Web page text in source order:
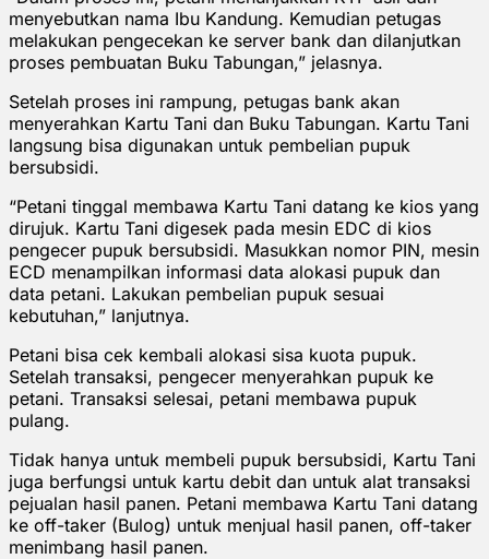
menyebutkan nama Ibu Kandung. Kemudian petugas
melakukan pengecekan ke server bank dan dilanjutkan
proses pembuatan Buku Tabungan,” jelasnya.
Setelah proses ini rampung, petugas bank akan
menyerahkan Kartu Tani dan Buku Tabungan. Kartu Tani
langsung bisa digunakan untuk pembelian pupuk
bersubsidi.
“Petani tinggal membawa Kartu Tani datang ke kios yang
dirujuk. Kartu Tani digesek pada mesin EDC di kios
pengecer pupuk bersubsidi. Masukkan nomor PIN, mesin
ECD menampilkan informasi data alokasi pupuk dan
data petani. Lakukan pembelian pupuk sesuai
kebutuhan,” lanjutnya.
Petani bisa cek kembali alokasi sisa kuota pupuk.
Setelah transaksi, pengecer menyerahkan pupuk ke
petani. Transaksi selesai, petani membawa pupuk
pulang.
Tidak hanya untuk membeli pupuk bersubsidi, Kartu Tani
juga berfungsi untuk kartu debit dan untuk alat transaksi
pejualan hasil panen. Petani membawa Kartu Tani datang
ke off-taker (Bulog) untuk menjual hasil panen, off-taker
menimbang hasil panen.